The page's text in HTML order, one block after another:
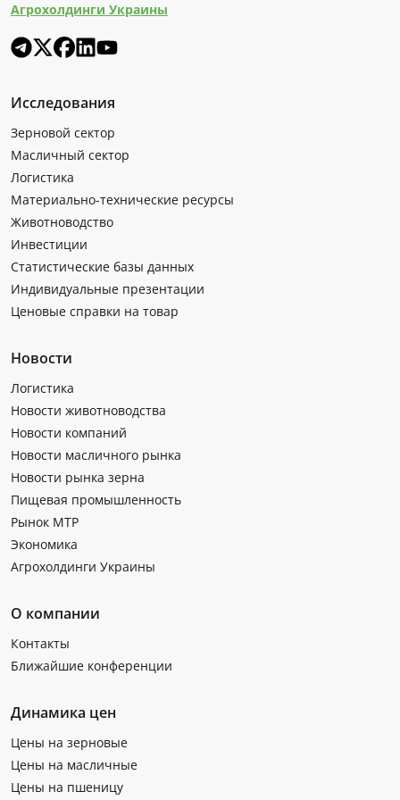
Агрохолдинги Украины
Исследования
Зерновой сектор
Масличный сектор
Логистика
Материально-технические ресурсы
Животноводство
Инвестиции
Статистические базы данных
Индивидуальные презентации
Ценовые справки на товар
Новости
Логистика
Новости животноводства
Новости компаний
Новости масличного рынка
Новости рынка зерна
Пищевая промышленность
Рынок МТР
Экономика
Агрохолдинги Украины
О компании
Контакты
Ближайшие конференции
Динамика цен
Цены на зерновые
Цены на масличные
Цены на пшеницу